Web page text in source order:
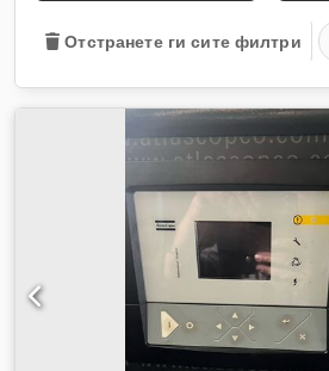
Отстранете ги сите филтри